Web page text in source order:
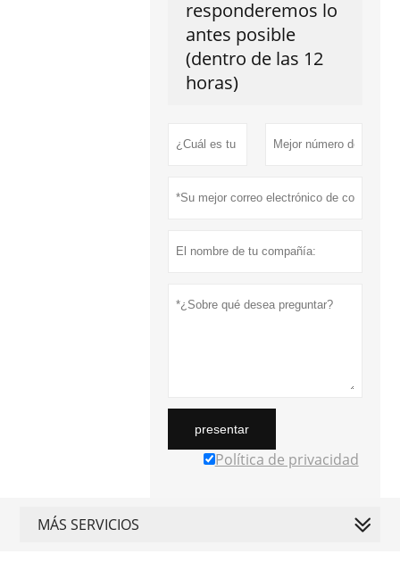
responderemos lo
antes posible
(dentro de las 12
horas)
presentar
Política de privacidad
MÁS SERVICIOS